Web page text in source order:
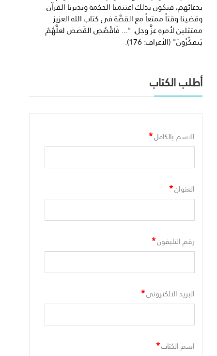
بدعائهم، فنكون بذلك اغتنمنا الحكمة وتدبرنا القرآن
وقضينا وقتاً ممتعاً مع القصَّة في كتاب الله العزيز
ممتثلين لأمرهِ عزَّ وجل. "... فَاقْصُصِ القَصَصَ لعلَّهُمْ
يَتفكَّرُونَ" (الأعراف: 176).
أطلب الكتاب
الاسم بالكامل*
العنوان*
رقم التليفون*
البريد الالكترونى*
اسم الكتاب*